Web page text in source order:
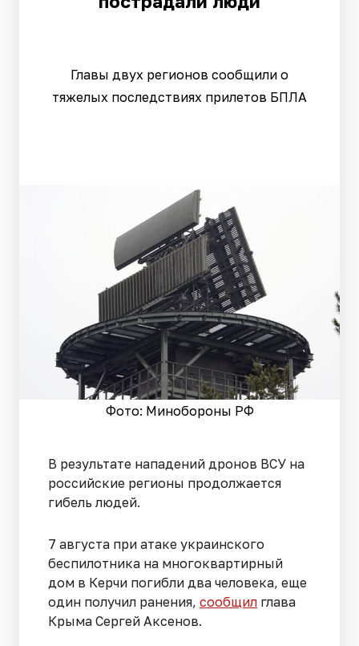
Главы двух регионов сообщили о
тяжелых последствиях прилетов БПЛА
Фото: Минобороны РФ
В результате нападений дронов ВСУ на
российские регионы продолжается
гибель людей.
7 августа при атаке украинского
беспилотника на многоквартирный
дом в Керчи погибли два человека, еще
один получил ранения, сообщил глава
Крыма Сергей Аксенов.